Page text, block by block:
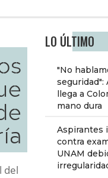
LO ÚLTIMO
"No
seguridad":
llega a
mano dura
Aspirantes
contra
UNAM
del